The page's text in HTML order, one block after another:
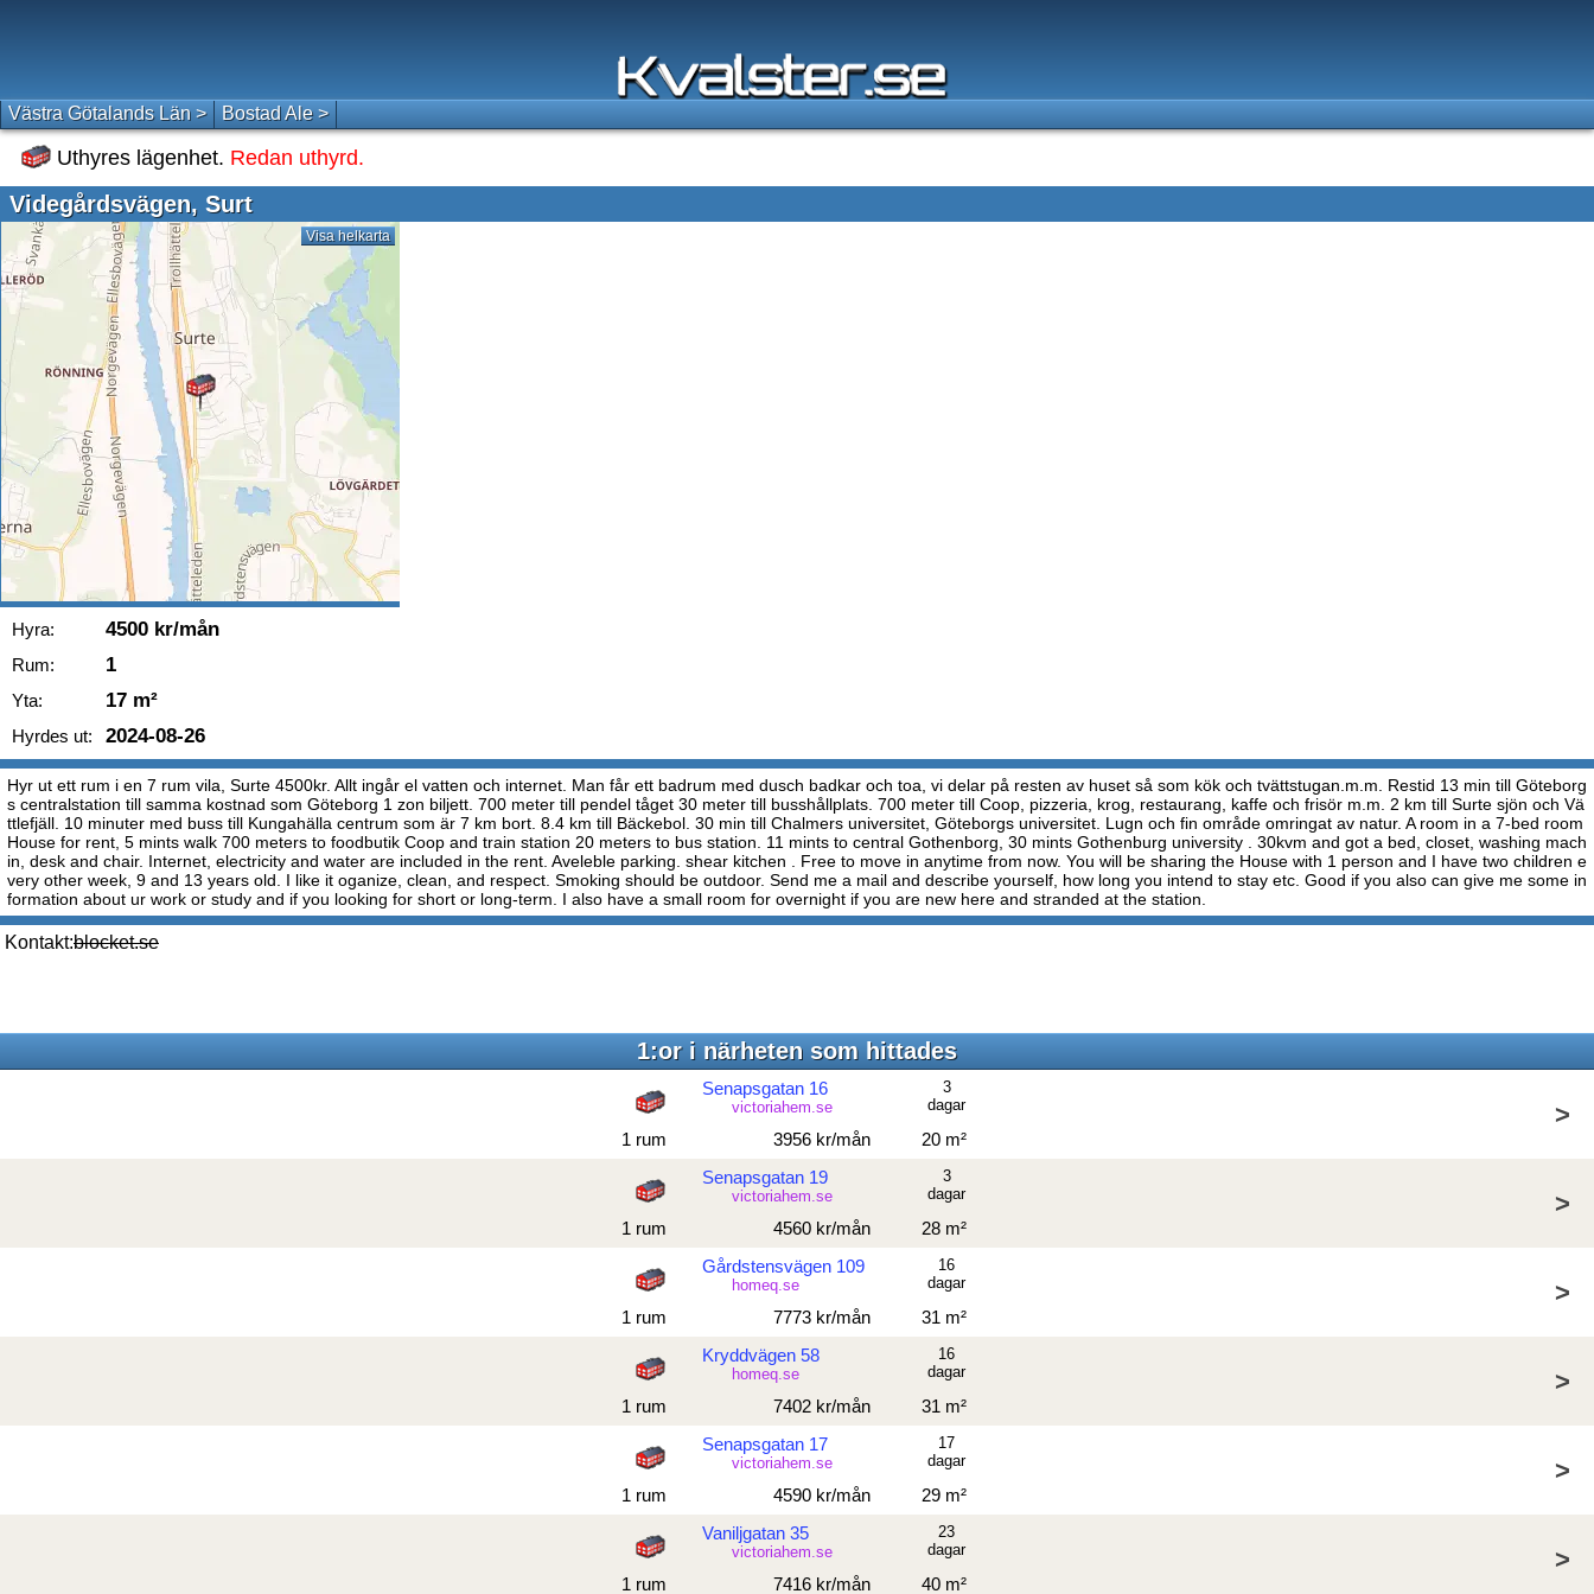
Västra Götalands Län > Bostad Ale >
Uthyres lägenhet. Redan uthyrd.
Videgårdsvägen, Surt
Visa helkarta
Hyra: 4500 kr/mån
Rum: 1
Yta: 17 m²
Hyrdes ut: 2024-08-26
Hyr ut ett rum i en 7 rum vila, Surte 4500kr. Allt ingår el vatten och internet. Man får ett badrum med dusch badkar och toa, vi delar på resten av huset så som kök och tvättstugan.m.m. Restid 13 min till Göteborg
s centralstation till samma kostnad som Göteborg 1 zon biljett. 700 meter till pendel tåget 30 meter till busshållplats. 700 meter till Coop, pizzeria, krog, restaurang, kaffe och frisör m.m. 2 km till Surte sjön och Vä
ttlefjäll. 10 minuter med buss till Kungahälla centrum som är 7 km bort. 8.4 km till Bäckebol. 30 min till Chalmers universitet, Göteborgs universitet. Lugn och fin område omringat av natur. A room in a 7-bed room
House for rent, 5 mints walk 700 meters to foodbutik Coop and train station 20 meters to bus station. 11 mints to central Gothenborg, 30 mints Gothenburg university . 30kvm and got a bed, closet, washing mach
in, desk and chair. Internet, electricity and water are included in the rent. Aveleble parking. shear kitchen . Free to move in anytime from now. You will be sharing the House with 1 person and I have two children e
very other week, 9 and 13 years old. I like it oganize, clean, and respect. Smoking should be outdoor. Send me a mail and describe yourself, how long you intend to stay etc. Good if you also can give me some in
formation about ur work or study and if you looking for short or long-term. I also have a small room for overnight if you are new here and stranded at the station.
Kontakt:blocket.se
1:or i närheten som hittades
Senapsgatan 16
victoriahem.se
1 rum 3956 kr/mån 20 m²
3
dagar
Senapsgatan 19
victoriahem.se
1 rum 4560 kr/mån 28 m²
3
dagar
Gårdstensvägen 109
homeq.se
1 rum 7773 kr/mån 31 m²
16
dagar
Kryddvägen 58
homeq.se
1 rum 7402 kr/mån 31 m²
16
dagar
Senapsgatan 17
victoriahem.se
1 rum 4590 kr/mån 29 m²
17
dagar
Vaniljgatan 35
victoriahem.se
1 rum 7416 kr/mån 40 m²
23
dagar